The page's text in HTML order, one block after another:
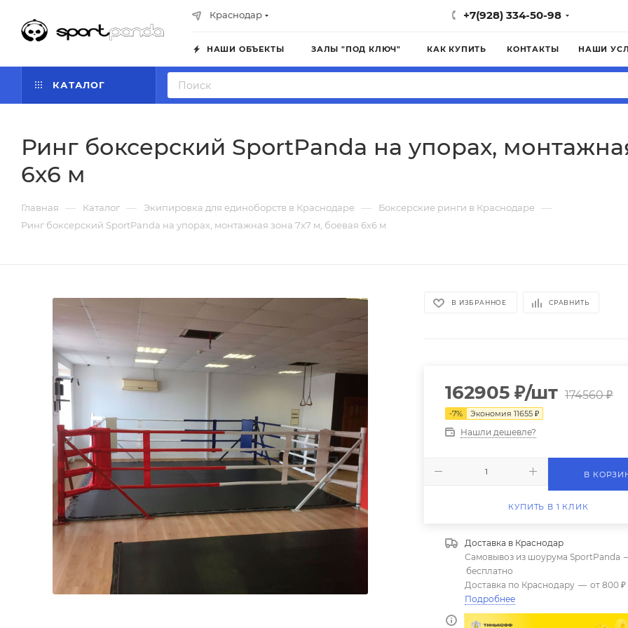
Краснодар +7(928) 334-50-98
НАШИ ОБЪЕКТЫ ЗАЛЫ "ПОД КЛЮЧ" КАК КУПИТЬ КОНТАКТЫ НАШИ
КАТАЛОГ
Ринг боксерский SportPanda на упорах,
6х6 м
Главная — Каталог — Экипировка для единоборств в Краснодаре — Боксерские ринги в Краснодаре —
Ринг боксерский SportPanda на упорах, монтажная зона 7х7 м, боевая 6х6 м
В ИЗБРАННОЕ СРАВНИТЬ
162905 ₽/шт 174560₽
-7% Экономия 11655 ₽
Нашли дешевле?
В
КУПИТЬ В 1 КЛИК
Доставка в Краснодар
Самовывоз из шоурума SportPanda
бесплатно
Доставка по Краснодару — от 800 ₽
Подробнее